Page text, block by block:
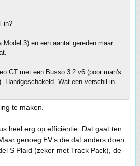
in?
Model 3) en een aantal gereden maar
GT met een Busso 3.2 v6 (poor man's
Handgeschakeld. Wat een verschil in
te maken.
heel erg op efficiëntie. Dat gaat ten
genoeg EV’s die dat anders doen
S Plaid (zeker met Track Pack), de